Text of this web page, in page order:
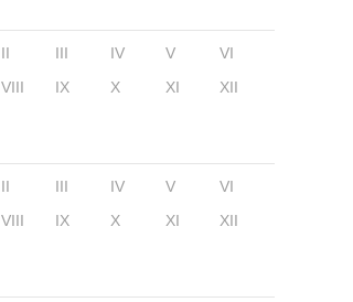
II III IV V
VI
VIII IX X XI XII
II III IV V
VI
VIII IX X XI XII